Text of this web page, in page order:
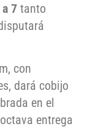
7 tanto
con
dará cobijo
en el
entrega